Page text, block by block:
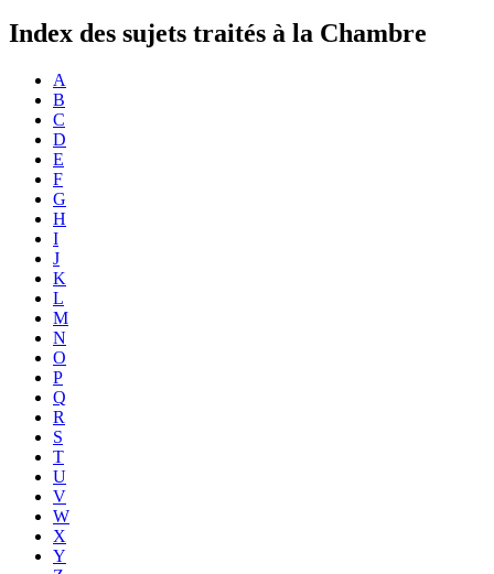
Index des sujets traités à la Chambre
A
B
C
D
E
F
G
H
I
J
K
L
M
N
O
P
Q
R
S
T
U
V
W
X
Y